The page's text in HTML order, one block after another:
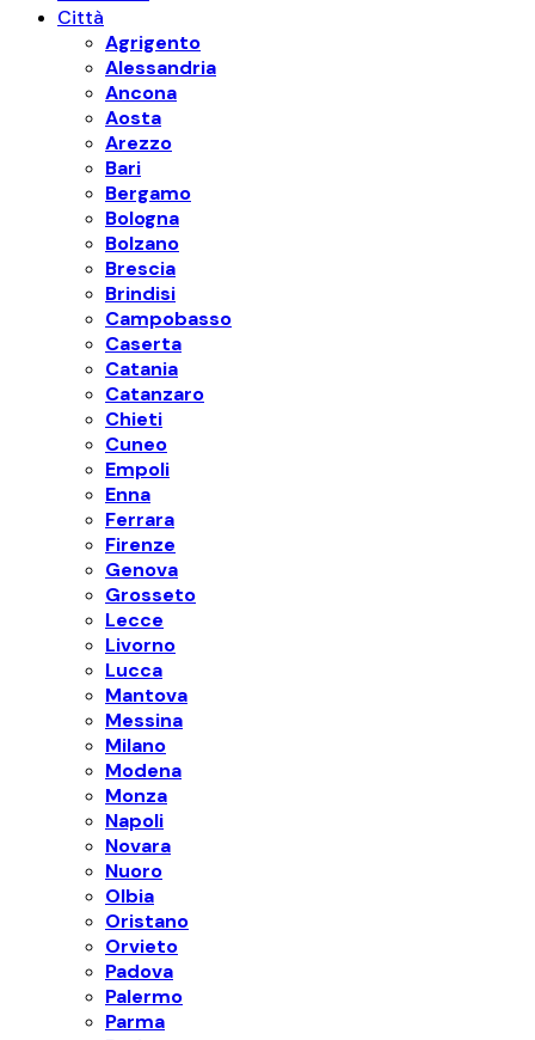
Città
Agrigento
Alessandria
Ancona
Aosta
Arezzo
Bari
Bergamo
Bologna
Bolzano
Brescia
Brindisi
Campobasso
Caserta
Catania
Catanzaro
Chieti
Cuneo
Empoli
Enna
Ferrara
Firenze
Genova
Grosseto
Lecce
Livorno
Lucca
Mantova
Messina
Milano
Modena
Monza
Napoli
Novara
Nuoro
Olbia
Oristano
Orvieto
Padova
Palermo
Parma